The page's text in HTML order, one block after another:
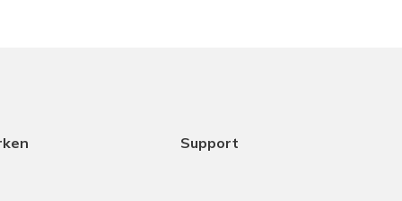
18-12-2025 Support